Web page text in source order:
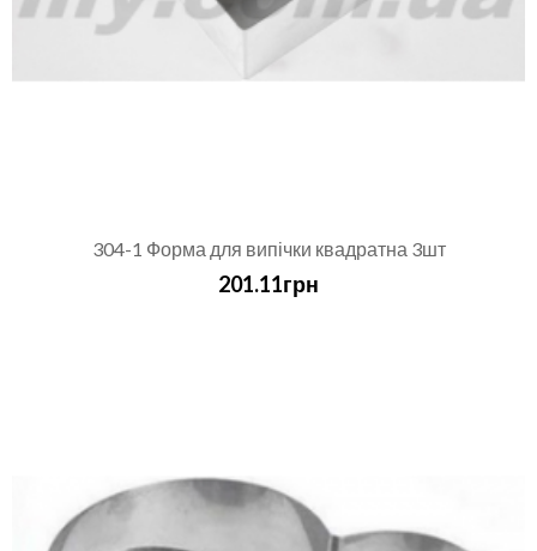
304-1 Форма для випічки квадратна 3шт
201.11грн